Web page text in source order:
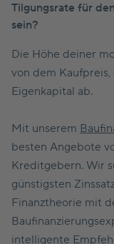
Tilgungsrate für
sein?
Die Höhe deiner
von dem
Eigenkapital ab.
Mit unserem
besten Angebote
Kreditgebern. Wir
günstigsten
Finanztheorie mit
intelligente